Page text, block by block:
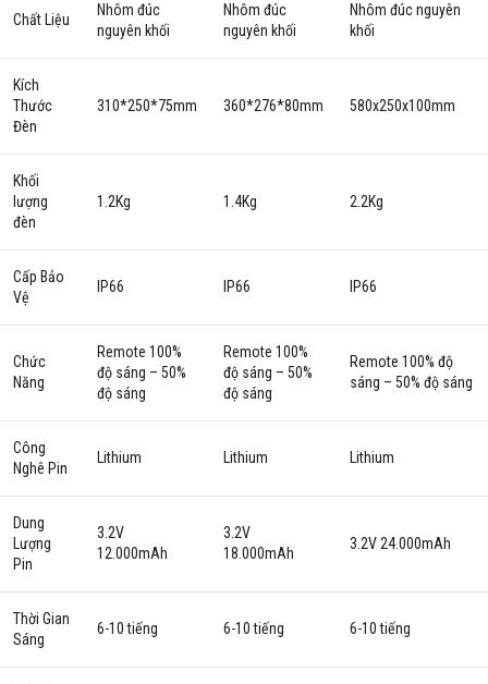
Chất Liệu
Nhôm đúc
nguyên khối
Nhôm đúc
nguyên khối
Nhôm đúc nguyên
khối
Kích
Thước
Đèn
310*250*75mm 360*276*80mm 580x250x100mm
Khối
lượng
đèn
1.2Kg 1.4Kg 2.2Kg
Cấp Bảo
Vệ
IP66 IP66 IP66
Chức
Năng
Remote 100%
độ sáng – 50%
độ sáng
Remote 100%
độ sáng – 50%
độ sáng
Remote 100% độ
sáng – 50% độ sáng
Công
Nghê Pin
Lithium Lithium Lithium
Dung
Lượng
Pin
3.2V
12.000mAh
3.2V
18.000mAh
3.2V 24.000mAh
Thời Gian
Sáng
6-10 tiếng 6-10 tiếng 6-10 tiếng